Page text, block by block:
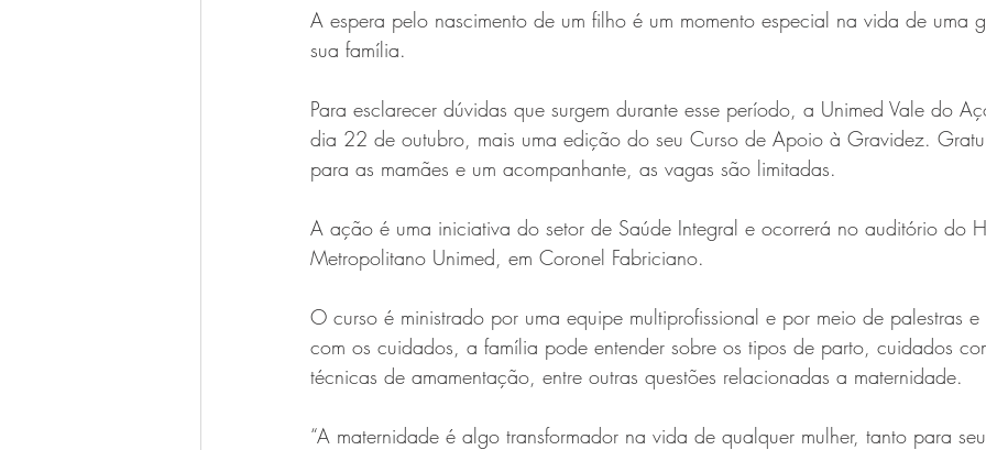
A espera pelo nascimento de um filho é um momento especial na vida de uma
sua família.
Para esclarecer dúvidas que surgem durante esse período, a Unimed Vale do
dia 22 de outubro, mais uma edição do seu Curso de Apoio à Gravidez.
para as mamães e um acompanhante, as vagas são limitadas.
A ação é uma iniciativa do setor de Saúde Integral e ocorrerá no auditório do
Metropolitano Unimed, em Coronel Fabriciano.
O curso é ministrado por uma equipe multiprofissional e por meio de palestras
com os cuidados, a família pode entender sobre os tipos de parto, cuidados
técnicas de amamentação, entre outras questões relacionadas a maternidade.
“A maternidade é algo transformador na vida de qualquer mulher, tanto para